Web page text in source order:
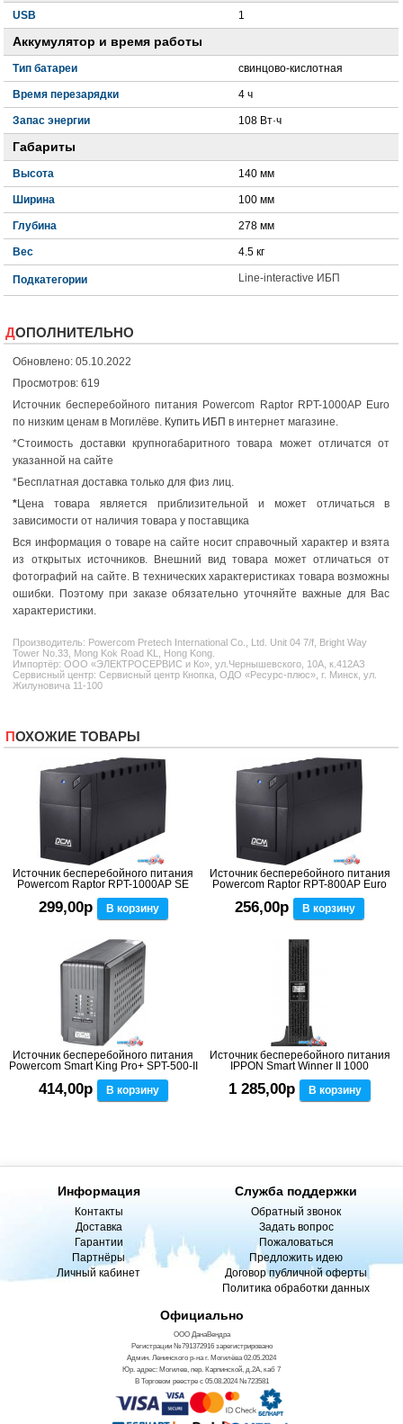
USB 1
Аккумулятор и время работы
Тип батареи свинцово-кислотная
Время перезарядки 4 ч
Запас энергии 108 Вт·ч
Габариты
Высота 140 мм
Ширина 100 мм
Глубина 278 мм
Вес 4.5 кг
Подкатегории Line-interactive ИБП
ДОПОЛНИТЕЛЬНО
Обновлено: 05.10.2022
Просмотров: 619
Источник бесперебойного питания Powercom Raptor RPT-1000AP Euro
по низким ценам в Могилёве. Купить ИБП в интернет магазине.
*Стоимость доставки крупногабаритного товара может отличатся от
указанной на сайте
*Бесплатная доставка только для физ лиц.
*Цена товара является приблизительной и может отличаться в
зависимости от наличия товара у поставщика
Вся информация о товаре на сайте носит справочный характер и взята
из открытых источников. Внешний вид товара может отличаться от
фотографий на сайте. В технических характеристиках товара возможны
ошибки. Поэтому при заказе обязательно уточняйте важные для Вас
характеристики.
Производитель: Powercom Pretech International Co., Ltd. Unit 04 7/f, Bright Way
Tower No.33, Mong Kok Road KL, Hong Kong.
Импортёр: ООО «ЭЛЕКТРОСЕРВИС и Ко», ул.Чернышевского, 10А, к.412АЗ
Сервисный центр: Сервисный центр Кнопка, ОДО «Ресурс-плюс», г. Минск, ул.
Жилуновича 11-100
ПОХОЖИЕ ТОВАРЫ
Источник бесперебойного питания
Powercom Raptor RPT-1000AP SE
299,00р В корзину
Источник бесперебойного питания
Powercom Raptor RPT-800AP Euro
256,00р В корзину
Источник бесперебойного питания
Powercom Smart King Pro+ SPT-500-II
414,00р В корзину
Источник бесперебойного питания
IPPON Smart Winner II 1000
1 285,00р В корзину
Информация
Контакты
Доставка
Гарантии
Партнёры
Личный кабинет
Служба поддержки
Обратный звонок
Задать вопрос
Пожаловаться
Предложить идею
Договор публичной оферты
Политика обработки данных
Официально
ООО ДанаВендра
Регистрации №791372916 зарегистрировано
Админ. Ленинского р-на г. Могилёва 02.05.2024
Юр. адрес: Могилев, пер. Карпинской, д.2А, каб 7
В Торговом реестре с 05.08.2024 №723581